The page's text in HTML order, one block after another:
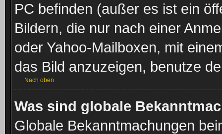
PC befinden (außer es ist ein
Bildern, die nur nach einer
oder Yahoo-Mailboxen, mit
das Bild anzuzeigen, benutze
Nach oben
Was sind globale
Globale Bekanntmachungen